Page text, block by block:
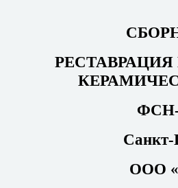
ФСН-
Санкт-
ООО